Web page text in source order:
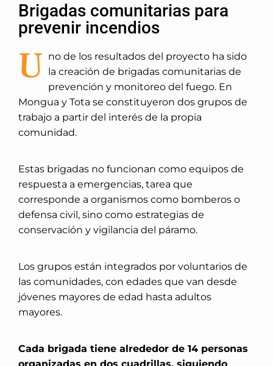
Brigadas comunitarias para
prevenir incendios
U no de los resultados del proyecto ha sido
la creación de brigadas comunitarias de
prevención y monitoreo del fuego. En
Mongua y Tota se constituyeron dos grupos de
trabajo a partir del interés de la propia
comunidad.
Estas brigadas no funcionan como equipos de
respuesta a emergencias, tarea que
corresponde a organismos como bomberos o
defensa civil, sino como estrategias de
conservación y vigilancia del páramo.
Los grupos están integrados por voluntarios de
las comunidades, con edades que van desde
jóvenes mayores de edad hasta adultos
mayores.
Cada brigada tiene alrededor de 14 personas